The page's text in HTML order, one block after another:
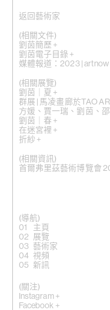
返回藝術家
(相關文件)
劉茵簡歷 +
劉茵電子目錄 +
媒體報道：2023 | artnow
(相關展覽)
劉茵｜夏 +
群展 | 馬凌畫廊於TAO
方媛、賈一瑞、劉茵、
劉茵｜春 +
在迷宮裡 +
折紗 +
(相關資訊)
首爾弗里茲藝術博覽會
(導航)
主頁
展覽
藝術家
視頻
新訊
(關注)
Instagram +
Facebook +